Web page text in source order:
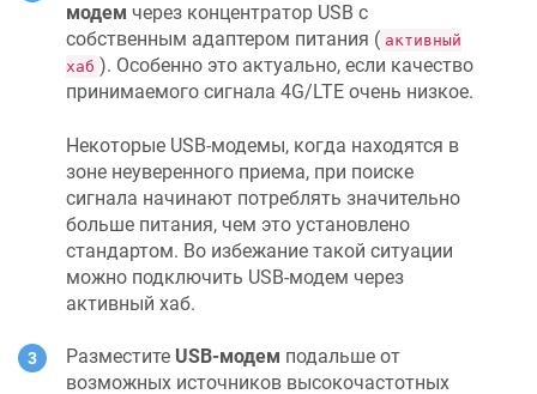
модем через концентратор USB c
собственным адаптером питания ( активный
хаб ). Особенно это актуально, если качество
принимаемого сигнала 4G/LTE очень низкое.
Некоторые USB-модемы, когда находятся в
зоне неуверенного приема, при поиске
сигнала начинают потреблять значительно
больше питания, чем это установлено
стандартом. Во избежание такой ситуации
можно подключить USB-модем через
активный хаб.
Разместите USB-модем подальше от
возможных источников высокочастотных